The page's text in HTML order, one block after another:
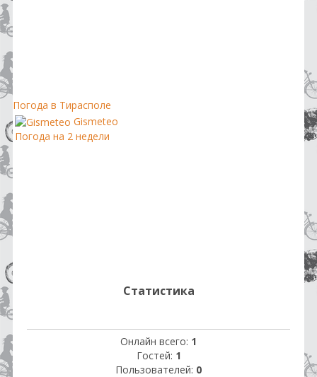
Погода в Тирасполе
Gismeteo
Погода на 2 недели
Статистика
Онлайн всего: 1
Гостей: 1
Пользователей: 0